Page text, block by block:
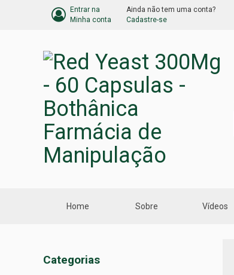
Entrar na
Minha conta
Ainda não tem uma conta?
Cadastre-se
Home Sobre Vídeos
Categorias
Menu